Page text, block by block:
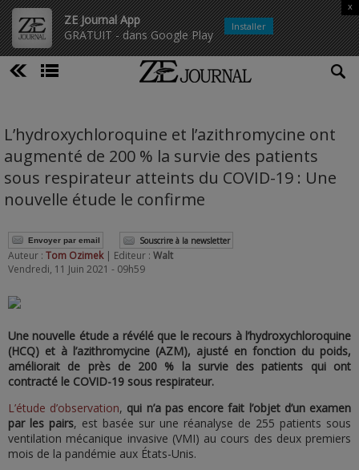
ZE Journal App
GRATUIT - dans Google Play
x
Installer
L’hydroxychloroquine et l’azithromycine ont
augmenté de 200 % la survie des patients
sous respirateur atteints du COVID-19 : Une
nouvelle étude le confirme
Envoyer par email Souscrire à la newsletter
Auteur : Tom Ozimek | Editeur : Walt
Vendredi, 11 Juin 2021 - 09h59
Une nouvelle étude a révélé que le recours à l’hydroxychloroquine
(HCQ) et à l’azithromycine (AZM), ajusté en fonction du poids,
améliorait de près de 200 % la survie des patients qui ont
contracté le COVID-19 sous respirateur.
L’étude d’observation, qui n’a pas encore fait l’objet d’un examen
par les pairs, est basée sur une réanalyse de 255 patients sous
ventilation mécanique invasive (VMI) au cours des deux premiers
mois de la pandémie aux États-Unis.